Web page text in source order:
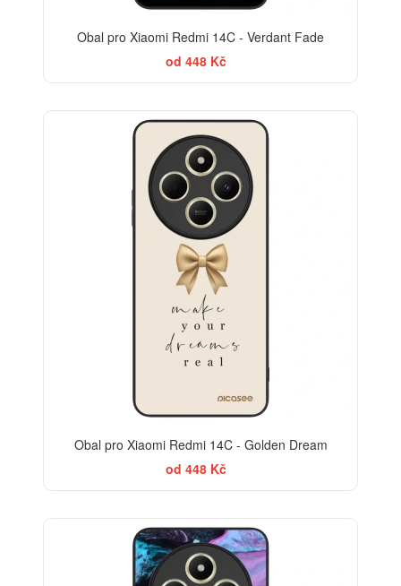
Obal pro Xiaomi Redmi 14C - Verdant Fade
od 448 Kč
Obal pro Xiaomi Redmi 14C - Golden Dream
od 448 Kč